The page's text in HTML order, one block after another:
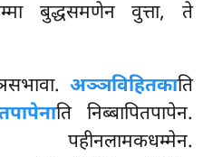
बुद्धसमणेन वुत्ता, ते
अञ्ञविहितकाति
ति निब्बापितपापेन.